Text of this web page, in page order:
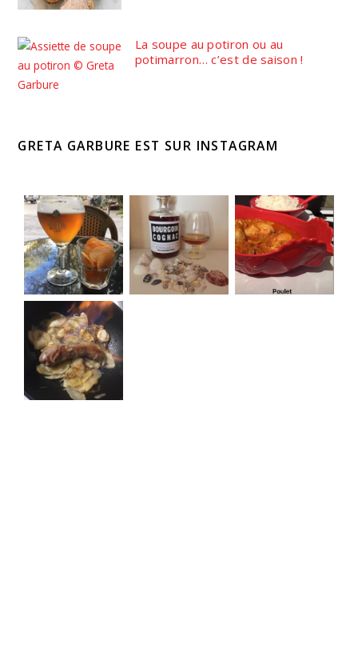
La soupe au potiron ou au
potimarron… c’est de saison !
GRETA GARBURE EST SUR INSTAGRAM